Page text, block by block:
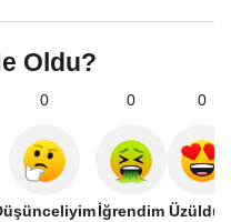
Oldu?
0 0
İğrendim
0